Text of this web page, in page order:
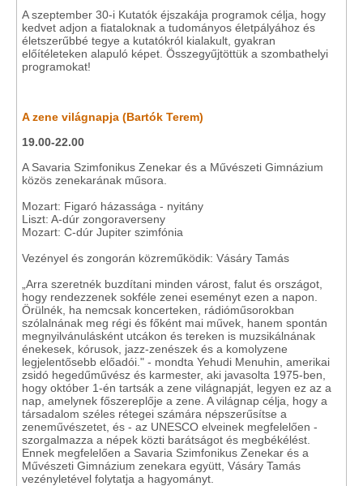
A szeptember 30-i Kutatók éjszakája programok célja, hogy
kedvet adjon a fiataloknak a tudományos életpályához és
életszerűbbé tegye a kutatókról kialakult, gyakran
előítéleteken alapuló képet. Összegyűjtöttük a szombathelyi
programokat!
A zene világnapja (Bartók Terem)
19.00-22.00
A Savaria Szimfonikus Zenekar és a Művészeti Gimnázium
közös zenekarának műsora.
Mozart: Figaró házassága - nyitány
Liszt: A-dúr zongoraverseny
Mozart: C-dúr Jupiter szimfónia
Vezényel és zongorán közreműködik: Vásáry Tamás
„Arra szeretnék buzdítani minden várost, falut és országot,
hogy rendezzenek sokféle zenei eseményt ezen a napon.
Örülnék, ha nemcsak koncerteken, rádióműsorokban
szólalnának meg régi és főként mai művek, hanem spontán
megnyilvánulásként utcákon és tereken is muzsikálnának
énekesek, kórusok, jazz-zenészek és a komolyzene
legjelentősebb előadói." - mondta Yehudi Menuhin, amerikai
zsidó hegedűművész és karmester, aki javasolta 1975-ben,
hogy október 1-én tartsák a zene világnapját, legyen ez az a
nap, amelynek főszereplője a zene. A világnap célja, hogy a
társadalom széles rétegei számára népszerűsítse a
zeneművészetet, és - az UNESCO elveinek megfelelően -
szorgalmazza a népek közti barátságot és megbékélést.
Ennek megfelelően a Savaria Szimfonikus Zenekar és a
Művészeti Gimnázium zenekara együtt, Vásáry Tamás
vezényletével folytatja a hagyományt.